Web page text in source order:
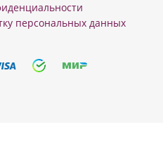
персональных данных